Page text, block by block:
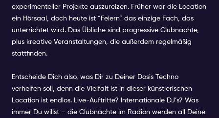
experimenteller Projekte auszureizen. Früher war die Location
ein Hörsaal, doch heute ist “Feiern” das einzige Fach, das
unterrichtet wird. Das Übliche sind progressive Clubnächte,
plus kreative Veranstaltungen, die außerdem regelmäßig
stattfinden.
Entscheide Dich also, was Dir zu Deiner Dosis Techno
verhelfen soll, denn die Vielfalt ist in dieser künstlerischen
Location ist endlos. Live-Auftritte? Internationale DJ’s? Was
immer Du willst – die Clubnächte im Radion werden all Deine